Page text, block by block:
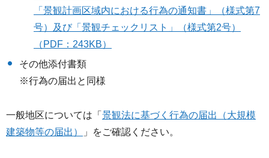
「景観計画区域内における行為の通知書」（様式第7
号）及び「景観チェックリスト」（様式第2号）
（PDF：243KB）
その他添付書類
※行為の届出と同様
一般地区については「 景観法に基づく行為の届出（大規模
建築物等の届出）
」をご確認ください。